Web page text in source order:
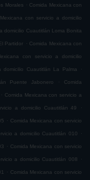
Morales . Comida Mexicana con
con servicio a domicilio
domicilio Cuautitlán Loma Bonita
Partidor . Comida Mexicana con
con servicio a domicilio
domicilio Cuautitlán La Palma .
Puente Jabonero . Comida
. Comida Mexicana con servicio a
a domicilio Cuautitlán 49 .
. Comida Mexicana con servicio
a domicilio Cuautitlán 010 .
. Comida Mexicana con servicio
a domicilio Cuautitlán 008 .
. Comida Mexicana con servicio